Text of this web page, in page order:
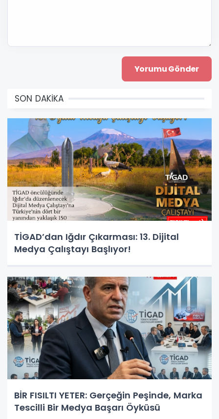
SON DAKİKA
TİGAD’dan Iğdır Çıkarması: 13. Dijital
Medya Çalıştayı Başlıyor!
BİR FISILTI YETER: Gerçeğin Peşinde, Marka
Tescilli Bir Medya Başarı Öyküsü